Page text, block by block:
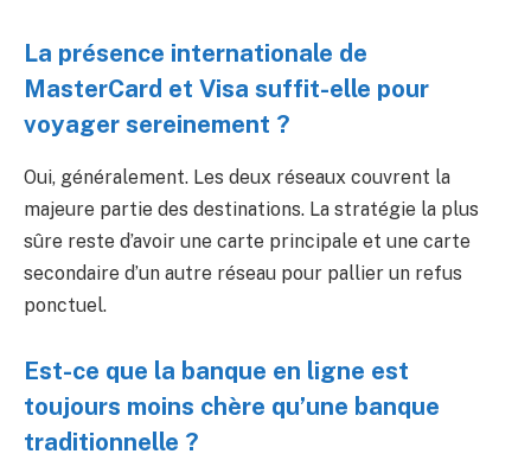
La présence internationale de
MasterCard et Visa suffit-elle pour
voyager sereinement ?
Oui, généralement. Les deux réseaux couvrent la
majeure partie des destinations. La stratégie la plus
sûre reste d’avoir une carte principale et une carte
secondaire d’un autre réseau pour pallier un refus
ponctuel.
Est-ce que la banque en ligne est
toujours moins chère qu’une banque
traditionnelle ?